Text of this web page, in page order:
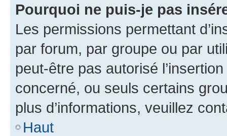
Pourquoi ne puis-je pas
Les permissions permettant
par forum, par groupe ou par
peut-être pas autorisé
concerné, ou seuls certains
plus d’informations, veuillez
Haut